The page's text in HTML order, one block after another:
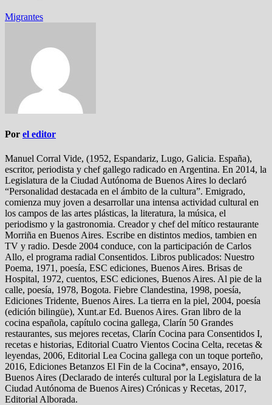
Migrantes
Por el editor
Manuel Corral Vide, (1952, Espandariz, Lugo, Galicia. España),
escritor, periodista y chef gallego radicado en Argentina. En 2014, la
Legislatura de la Ciudad Autónoma de Buenos Aires lo declaró
“Personalidad destacada en el ámbito de la cultura”. Emigrado,
comienza muy joven a desarrollar una intensa actividad cultural en
los campos de las artes plásticas, la literatura, la música, el
periodismo y la gastronomia. Creador y chef del mítico restaurante
Morriña en Buenos Aires. Escribe en distintos medios, tambien en
TV y radio. Desde 2004 conduce, con la participación de Carlos
Allo, el programa radial Consentidos. Libros publicados: Nuestro
Poema, 1971, poesía, ESC ediciones, Buenos Aires. Brisas de
Hospital, 1972, cuentos, ESC ediciones, Buenos Aires. Al pie de la
calle, poesía, 1978, Bogota. Fiebre Clandestina, 1998, poesía,
Ediciones Tridente, Buenos Aires. La tierra en la piel, 2004, poesía
(edición bilingüe), Xunt.ar Ed. Buenos Aires. Gran libro de la
cocina española, capítulo cocina gallega, Clarín 50 Grandes
restaurantes, sus mejores recetas, Clarín Cocina para Consentidos I,
recetas e historias, Editorial Cuatro Vientos Cocina Celta, recetas &
leyendas, 2006, Editorial Lea Cocina gallega con un toque porteño,
2016, Ediciones Betanzos El Fin de la Cocina*, ensayo, 2016,
Buenos Aires (Declarado de interés cultural por la Legislatura de la
Ciudad Autónoma de Buenos Aires) Crónicas y Recetas, 2017,
Editorial Alborada.